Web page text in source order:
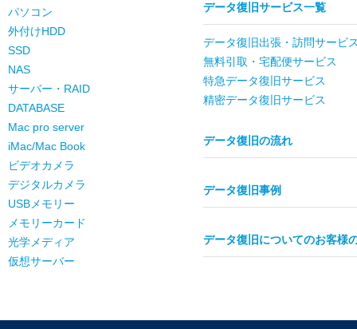
パソコン
外付けHDD
SSD
NAS
サーバー・RAID
DATABASE
Mac pro server
iMac/Mac Book
ビデオカメラ
デジタルカメラ
USBメモリー
メモリーカード
光学メディア
仮想サーバー
データ復旧サービス一覧
データ復旧出張・訪問サービ
無料引取・宅配便サービス
特急データ復旧サービス
精密データ復旧サービス
データ復旧の流れ
データ復旧事例
データ復旧についてのお客様